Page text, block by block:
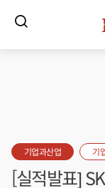
기업과산업 기
[실적발표]